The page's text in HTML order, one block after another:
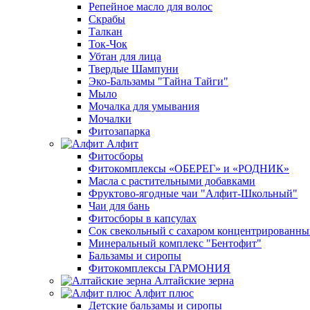
Репейное масло для волос
Скрабы
Талкан
Ток-Чок
Убтан для лица
Твердые Шампуни
Эко-Бальзамы "Тайна Тайги"
Мыло
Мочалка для умывания
Мочалки
Фитозапарка
Алфит
Фитосборы
Фитокомплексы «ОБЕРЕГ» и «РОДНИК»
Масла с растительными добавками
Фруктово-ягодные чаи "Алфит-Школьный"
Чаи для бань
Фитосборы в капсулах
Сок свекольный с сахаром
Минеральный комплекс "Бентофит"
Бальзамы и сиропы
Фитокомплексы ГАРМОНИЯ
Алтайские зерна
Алфит плюс
Детские бальзамы и сиропы